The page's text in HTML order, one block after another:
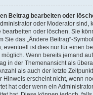
Beitrag bearbeiten oder
oder Moderator sind,
bearbeiten oder löschen. Sie
Sie das „Ändere Beitrag“-
eventuell ist dies nur für einen
Wenn bereits jemand
in der Themenansicht als
als auch der letzte
Hinweis erscheint nicht, wenn
hat oder wenn ein